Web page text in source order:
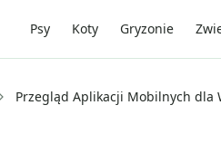
Psy Koty Gryzonie
Przegląd Aplikacji Mobilnych dla